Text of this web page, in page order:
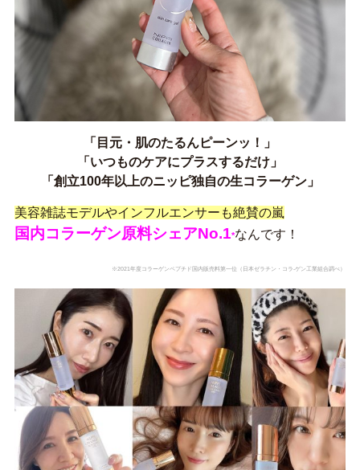
「目元・肌のたるんピーンッ！」
「いつものケアにプラスするだけ」
「創立100年以上のニッピ独自の生コラーゲン」
美容雑誌モデルやインフルエンサーも絶賛の嵐
国内コラーゲン原料シェアNo.1*なんです！
※2021年度コラーゲンペプチド国内販売料第一位（日本ゼラチン・コラ‐ゲン工業組合調べ）